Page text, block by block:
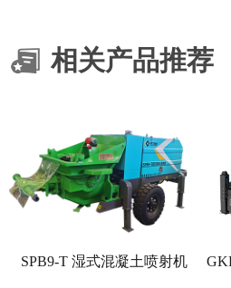
相关产品推荐
SPB9-T 湿式混凝土喷射机